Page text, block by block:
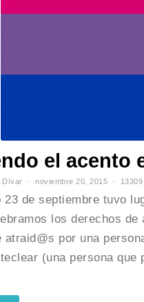
el acento
Dívar noviembre 20, 2015
23 de septiembre tuvo
los derechos
atraid@s por una
(una persona